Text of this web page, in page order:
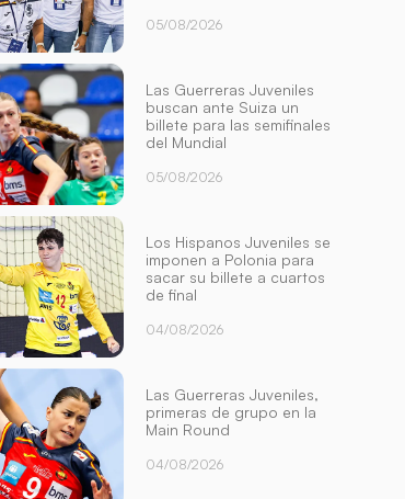
05/08/2026
Las Guerreras Juveniles
buscan ante Suiza un
billete para las semifinales
del Mundial
05/08/2026
Los Hispanos Juveniles se
imponen a Polonia para
sacar su billete a cuartos
de final
04/08/2026
Las Guerreras Juveniles,
primeras de grupo en la
Main Round
04/08/2026